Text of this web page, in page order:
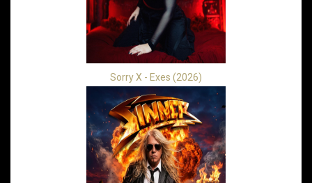
Sorry X - Exes (2026)